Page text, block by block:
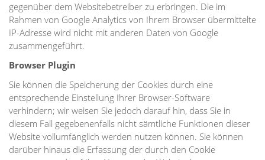
gegenüber dem Websitebetreiber zu erbringen. Die im
Rahmen von Google Analytics von Ihrem Browser übermittelte
IP-Adresse wird nicht mit anderen Daten von Google
zusammengeführt.
Browser Plugin
Sie können die Speicherung der Cookies durch eine
entsprechende Einstellung Ihrer Browser-Software
verhindern; wir weisen Sie jedoch darauf hin, dass Sie in
diesem Fall gegebenenfalls nicht sämtliche Funktionen dieser
Website vollumfänglich werden nutzen können. Sie können
darüber hinaus die Erfassung der durch den Cookie